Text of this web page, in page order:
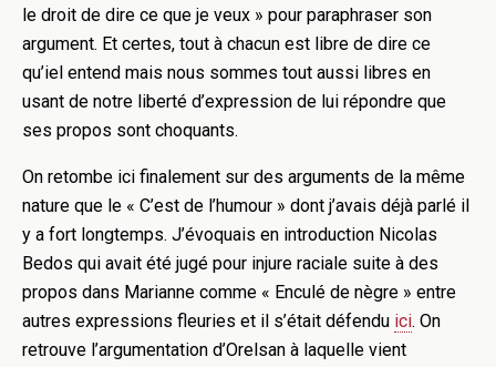
le droit de dire ce que je veux » pour paraphraser son
argument. Et certes, tout à chacun est libre de dire ce
qu’iel entend mais nous sommes tout aussi libres en
usant de notre liberté d’expression de lui répondre que
ses propos sont choquants.
On retombe ici finalement sur des arguments de la même
nature que le « C’est de l’humour » dont j’avais déjà parlé il
y a fort longtemps. J’évoquais en introduction Nicolas
Bedos qui avait été jugé pour injure raciale suite à des
propos dans Marianne comme « Enculé de nègre » entre
autres expressions fleuries et il s’était défendu ici. On
retrouve l’argumentation d’Orelsan à laquelle vient